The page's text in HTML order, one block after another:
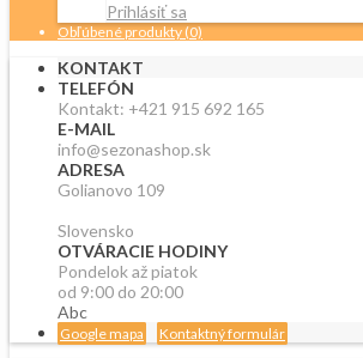
Prihlásiť sa
Obľúbené produkty (0)
KONTAKT
TELEFÓN
Kontakt: +421 915 692 165
E-MAIL
info@sezonashop.sk
ADRESA
Golianovo 109
Slovensko
OTVÁRACIE HODINY
Pondelok až piatok
od 9:00 do 20:00
Abc
Google mapa Kontaktný formulár